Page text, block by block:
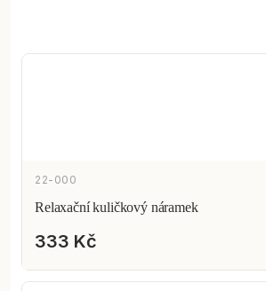
22-000
Relaxační kuličkový náramek
333 Kč